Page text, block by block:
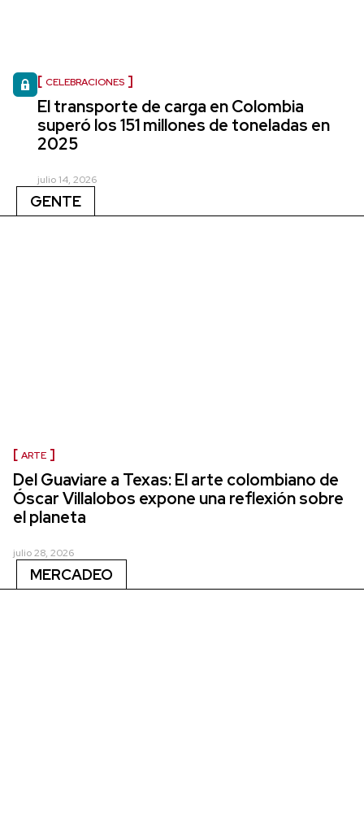
CELEBRACIONES
El transporte de carga en Colombia
superó los 151 millones de toneladas en
2025
julio 14, 2026
GENTE
ARTE
Del Guaviare a Texas: El arte colombiano de
Óscar Villalobos expone una reflexión sobre
el planeta
julio 28, 2026
MERCADEO